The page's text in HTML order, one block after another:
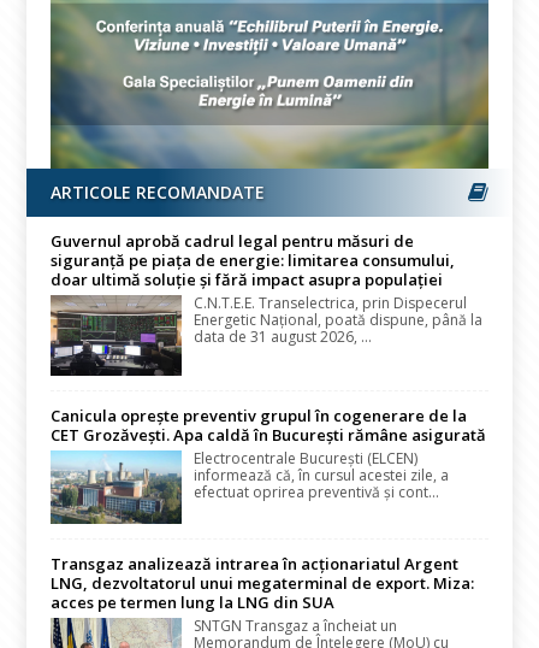
ARTICOLE RECOMANDATE
Guvernul aprobă cadrul legal pentru măsuri de
siguranță pe piața de energie: limitarea consumului,
doar ultimă soluție și fără impact asupra populației
C.N.T.E.E. Transelectrica, prin Dispecerul
Energetic Național, poată dispune, până la
data de 31 august 2026, ...
Canicula oprește preventiv grupul în cogenerare de la
CET Grozăvești. Apa caldă în București rămâne asigurată
Electrocentrale București (ELCEN)
informează că, în cursul acestei zile, a
efectuat oprirea preventivă și cont...
Transgaz analizează intrarea în acționariatul Argent
LNG, dezvoltatorul unui megaterminal de export. Miza:
acces pe termen lung la LNG din SUA
SNTGN Transgaz a încheiat un
Memorandum de Înțelegere (MoU) cu